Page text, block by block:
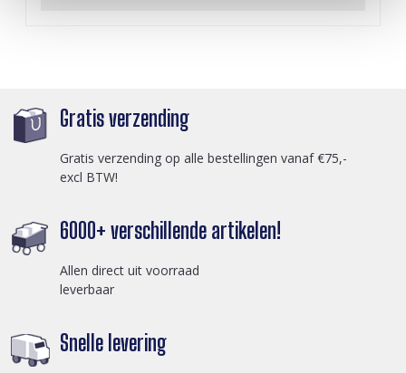
Gratis verzending
Gratis verzending op alle bestellingen vanaf €75,-
excl BTW!
6000+ verschillende artikelen!
Allen direct uit voorraad
leverbaar
Snelle levering